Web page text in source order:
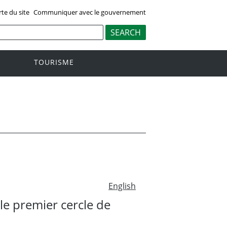
du site Communiquer avec le gouvernement
TOURISME
English
premier cercle de